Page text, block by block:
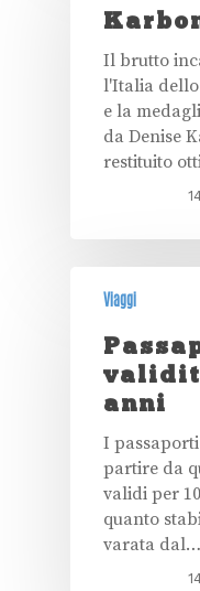
Il brutto
l'Italia dello
e la
da Denise
restituito
Viaggi
anni
I
partire da
validi per
quanto
varata dal…